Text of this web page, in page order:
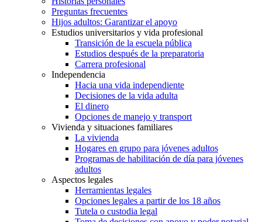
Preguntas frecuentes
Hijos adultos: Garantizar el apoyo
Estudios universitarios y vida profesional
Transición de la escuela pública
Estudios después de la preparatoria
Carrera profesional
Independencia
Hacia una vida independiente
Decisiones de la vida adulta
El dinero
Opciones de manejo y transport
Vivienda y situaciones familiares
La vivienda
Hogares en grupo para jóvenes adultos
Programas de habilitación de día para jóvenes
adultos
Aspectos legales
Herramientas legales
Opciones legales a partir de los 18 años
Tutela o custodia legal